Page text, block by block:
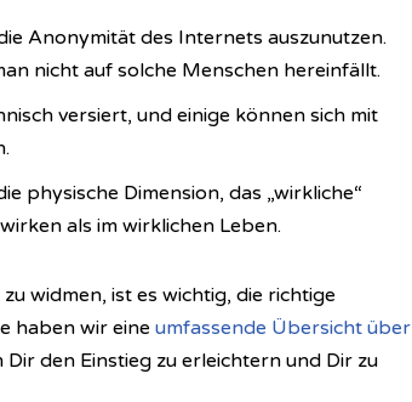
Anonymität des Internets auszunutzen.
nicht auf solche Menschen hereinfällt.
versiert, und einige können sich mit
physische Dimension, das „wirkliche“
als im wirklichen Leben.
zu widmen, ist es wichtig, die richtige
haben wir eine umfassende Übersicht über
Dir den Einstieg zu erleichtern und Dir zu